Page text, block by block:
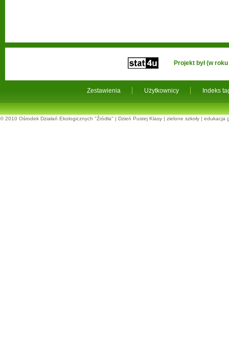
Zestawienia Użytkownicy Indeks
Projekt był (w
© 2010 Ośrodek Działań Ekologicznych "Źródła" | Dzień Pustej Klasy | zielone szkoły | edukacja